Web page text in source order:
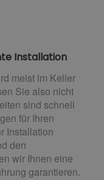
Installation
meist im Keller
Sie also nicht
sind schnell
für Ihren
Installation
den
wir Ihnen eine
garantieren.